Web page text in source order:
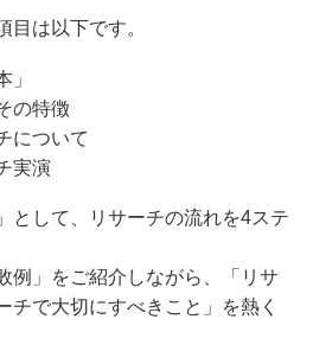
目は以下です。
」
の特徴
について
実演
として、リサーチの流れを4ステ
例」をご紹介しながら、「リサ
チで大切にすべきこと」を熱く